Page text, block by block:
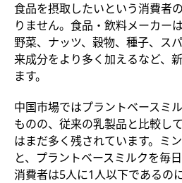
食品を摂取したいという消費者
りません。食品・飲料メーカー
野菜、ナッツ、穀物、種子、ス
来成分をより多く加えるなど、
ます。
中国市場ではプラントベースミ
ものの、従来の乳製品と比較し
はまだ多く残されています。ミ
と、プラントベースミルクを毎
消費者は5人に1人以下であるの